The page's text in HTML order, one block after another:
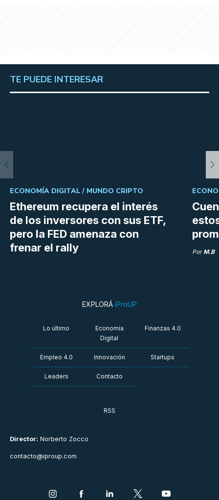
TE PUEDE INTERESAR
Ethereum recupera el interés
de los inversores con sus ETF,
pero la FED amenaza con
frenar el rally
ECONOMÍA DIGITAL / MUNDO CRIPTO
Por M.B
Director: Norberto Zocco
contacto@iproup.com
EXPLORÁ iProUP
Lo último
Economía
Digital
Finanzas 4.0
Empleo 4.0 Innovación Startups
Leaders Contacto
RSS